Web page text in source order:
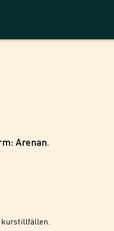
Arenan.